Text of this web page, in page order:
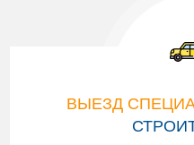
ВЫЕЗД